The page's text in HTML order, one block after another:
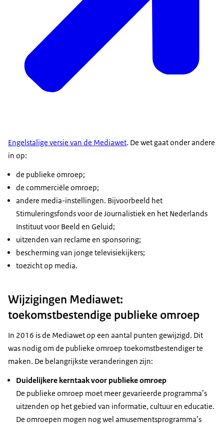
Engelstalige versie van de Mediawet. De wet gaat onder andere
in op:
de publieke omroep;
de commerciële omroep;
andere media-instellingen. Bijvoorbeeld het
Stimuleringsfonds voor de Journalistiek en het Nederlands
Instituut voor Beeld en Geluid;
uitzenden van reclame en sponsoring;
bescherming van jonge televisiekijkers;
toezicht op media.
Wijzigingen Mediawet:
toekomstbestendige publieke omroep
In 2016 is de Mediawet op een aantal punten gewijzigd. Dit
was nodig om de publieke omroep toekomstbestendiger te
maken. De belangrijkste veranderingen zijn:
Duidelijkere kerntaak voor publieke omroep
De publieke omroep moet meer gevarieerde programma’s
uitzenden op het gebied van informatie, cultuur en educatie.
De omroepen mogen nog wel amusementsprogramma’s